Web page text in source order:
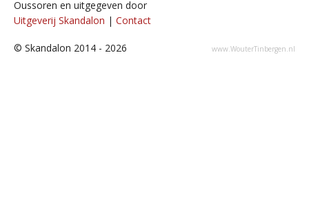
Oussoren en uitgegeven door
Uitgeverij Skandalon | Contact
www.WouterTinbergen.nl
© Skandalon 2014 - 2026